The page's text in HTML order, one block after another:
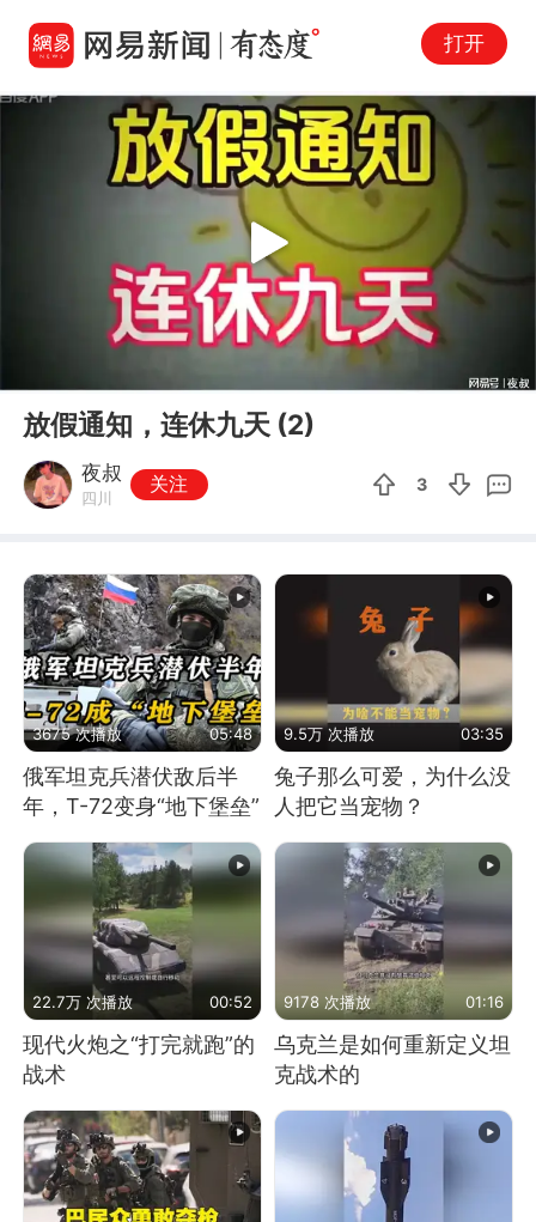
打开
Play
放假通知，连休九天 (2)
夜叔
四川
关注 3
3675 次播放 05:48
俄军坦克兵潜伏敌后半
年，T-72变身“地下堡垒”
9.5万 次播放 03:35
兔子那么可爱，为什么没
人把它当宠物？
22.7万 次播放 00:52
现代火炮之“打完就跑”的
战术
9178 次播放 01:16
乌克兰是如何重新定义坦
克战术的